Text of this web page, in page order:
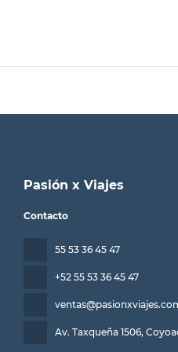
Pasión x Viajes
Contacto
55 53 36 45 47
+52 55 53 36 45 47
Av. Taxqueña 1506,